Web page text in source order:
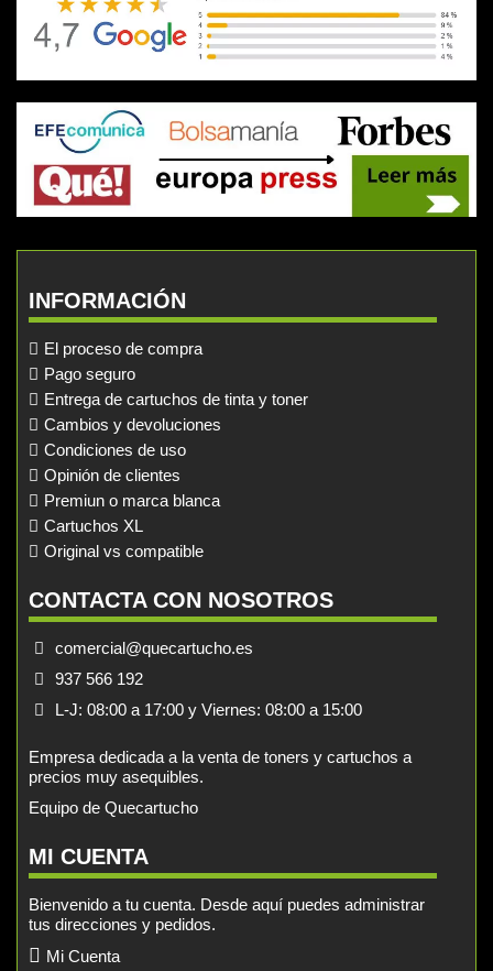
INFORMACIÓN
El proceso de compra
Pago seguro
Entrega de cartuchos de tinta y toner
Cambios y devoluciones
Condiciones de uso
Opinión de clientes
Premiun o marca blanca
Cartuchos XL
Original vs compatible
CONTACTA CON NOSOTROS
comercial@quecartucho.es
937 566 192
L-J: 08:00 a 17:00 y Viernes: 08:00 a 15:00
Empresa dedicada a la venta de toners y cartuchos a
precios muy asequibles.
Equipo de Quecartucho
MI CUENTA
Bienvenido a tu cuenta. Desde aquí puedes administrar
tus direcciones y pedidos.
Mi Cuenta